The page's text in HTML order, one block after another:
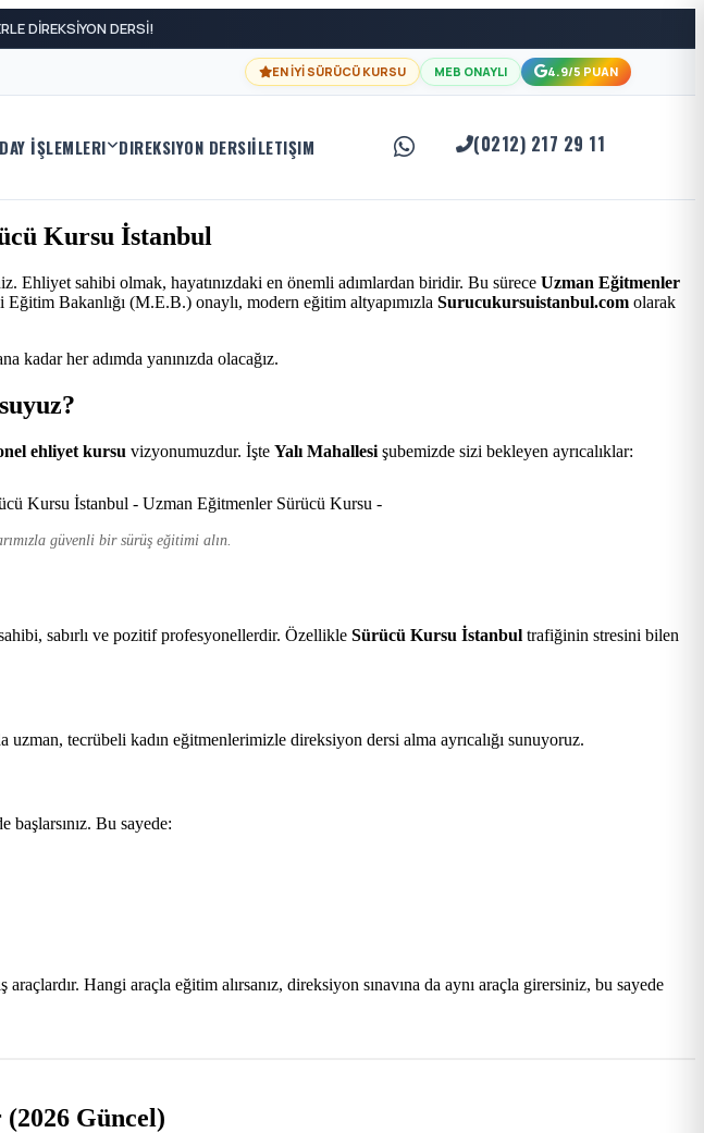
DİREKSİYON DERSİ!
EN İYİ SÜRÜCÜ KURSU MEB ONAYLI 4.9/5 PUAN
İŞLEMLERI DIREKSIYON DERSIİLETIŞIM (0212) 217 29 11
Kursu İstanbul
Ehliyet sahibi olmak, hayatınızdaki en önemli adımlardan biridir. Bu sürece Uzman Eğitmenler
Bakanlığı (M.E.B.) onaylı, modern eğitim altyapımızla Surucukursuistanbul.com olarak
kadar her adımda yanınızda olacağız.
ehliyet kursu vizyonumuzdur. İşte Yalı Mahallesi şubemizde sizi bekleyen ayrıcalıklar:
güvenli bir sürüş eğitimi alın.
sahibi, sabırlı ve pozitif profesyonellerdir. Özellikle Sürücü Kursu İstanbul trafiğinin stresini bilen
tecrübeli kadın eğitmenlerimizle direksiyon dersi alma ayrıcalığı sunuyoruz.
Bu sayede:
Hangi araçla eğitim alırsanız, direksiyon sınavına da aynı araçla girersiniz, bu sayede
Güncel)